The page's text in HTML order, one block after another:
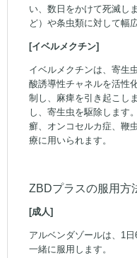
い、数日をかけて死滅し
ど）や条虫類に対して幅
[イベルメクチン]
イベルメクチンは、寄生
酸誘導性チャネルを活性
制し、麻痺を引き起こし
し、寄生虫を駆除します
癬、オンコセルカ症、鞭
療に用いられます。
ZBDプラスの服用方
[成人]
アルベンダゾールは、1
一緒に服用します。